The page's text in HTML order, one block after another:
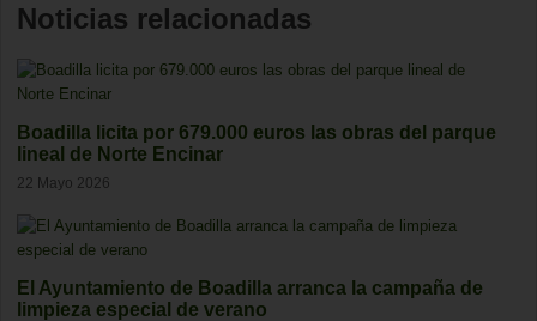
Noticias relacionadas
Boadilla licita por 679.000 euros las obras del parque
lineal de Norte Encinar
22 Mayo 2026
El Ayuntamiento de Boadilla arranca la campaña de
limpieza especial de verano